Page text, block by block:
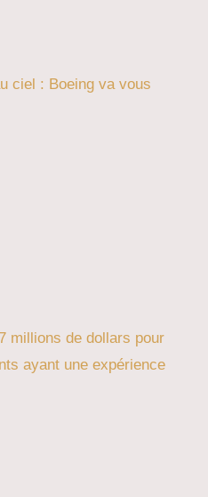
ciel : Boeing va vous
millions de dollars pour
ayant une expérience